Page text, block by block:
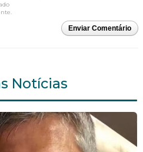
Enviar Comentário
Notícias